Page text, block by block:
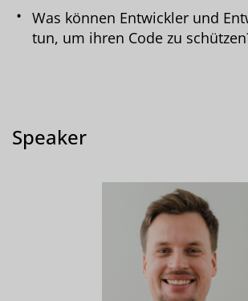
Was können Entwickler und
tun, um ihren Code zu
Speaker